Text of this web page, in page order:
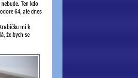
Ten kdo
64, ale dnes
mi k
že bych se